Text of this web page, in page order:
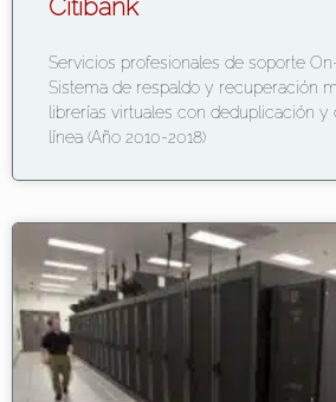
Citibank
Servicios profesionales de soporte
Sistema de respaldo y recuperación
librerías virtuales con deduplicación
línea (Año 2010-2018)